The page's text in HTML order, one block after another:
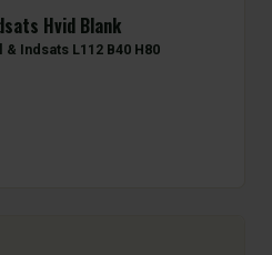
Hvid Blank
Indsats L112 B40 H80